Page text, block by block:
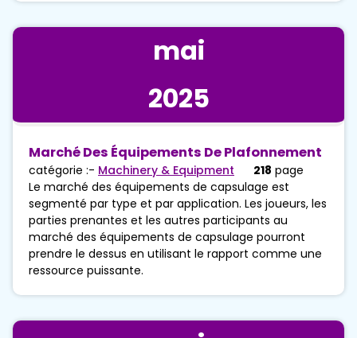
mai
2025
Marché Des Équipements De Plafonnement
catégorie :- Machinery & Equipment 218 page
Le marché des équipements de capsulage est
segmenté par type et par application. Les joueurs, les
parties prenantes et les autres participants au
marché des équipements de capsulage pourront
prendre le dessus en utilisant le rapport comme une
ressource puissante.